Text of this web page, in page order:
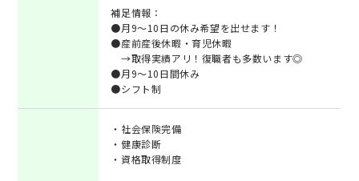
補足情報：
●月9～10日の休み希望を出せます！
●産前産後休暇・育児休暇
→取得実績アリ！復職者も多数います◎
●月9～10日間休み
●シフト制
・社会保険完備
・健康診断
・資格取得制度